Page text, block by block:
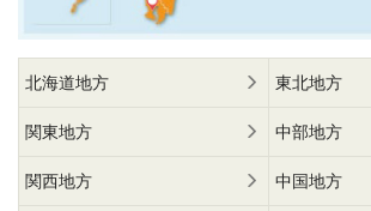
北海道地方 東北地方
関東地方 中部地方
関西地方 中国地方